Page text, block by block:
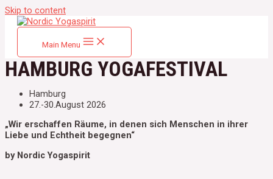
Skip to content
Main Menu
HAMBURG YOGAFESTIVAL
Hamburg
27.-30.August 2026
„Wir erschaffen Räume, in denen sich Menschen in ihrer
Liebe und Echtheit begegnen“
by Nordic Yogaspirit